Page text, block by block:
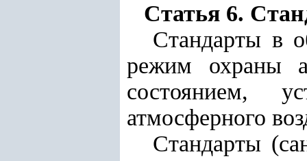
Статья 6.
Стандарты в
режим охраны
состоянием,
атмосферного
Стандарты